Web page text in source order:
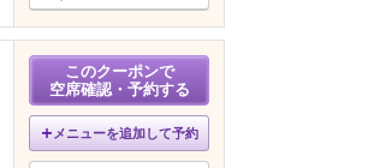
このクーポンで
空席確認・予約する
メニューを追加して予約